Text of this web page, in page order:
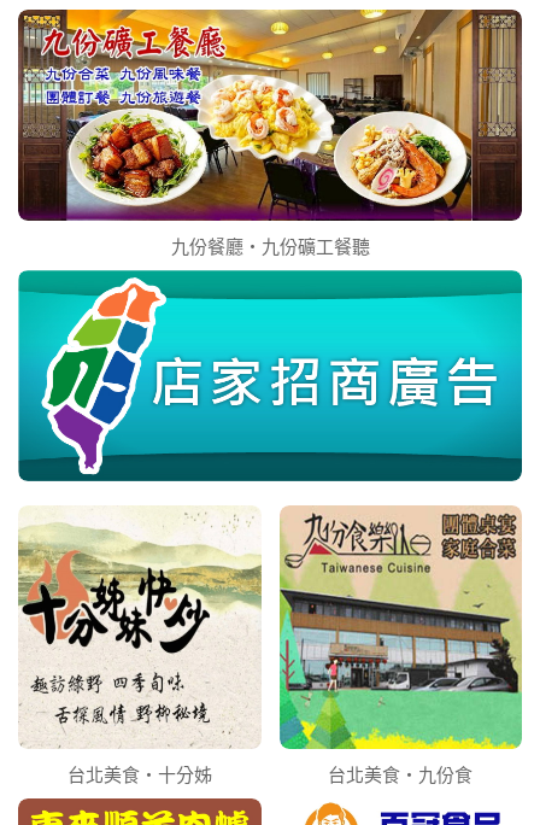
九份餐廳‧九份礦工餐聽
台北美食‧十分姊 台北美食‧九份食